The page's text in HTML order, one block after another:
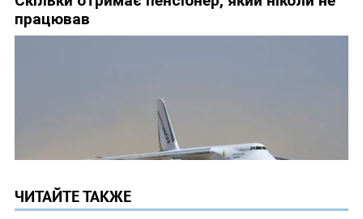
ЧИТАЙТЕ ТАКЖЕ